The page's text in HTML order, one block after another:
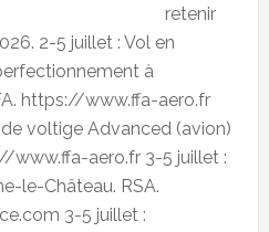
retenir
2-5 juillet : Vol en
à
https://www.ffa-aero.fr
de voltige Advanced (avion)
www.ffa-aero.fr 3-5 juillet :
le-Château. RSA.
3-5 juillet :